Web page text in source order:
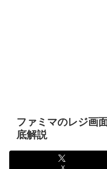
ファミマのレジ画
底解説